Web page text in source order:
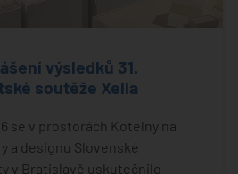
výsledků 31.
soutěže Xella
se v prostorách Kotelny na
a designu Slovenské
v Bratislavě uskutečnilo